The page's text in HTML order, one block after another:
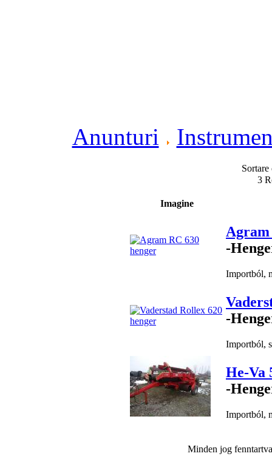
Anunturi
3
Imagine
Agram
-
Importból,
-
Importból,
He-Va
-
Importból,
Minden jog